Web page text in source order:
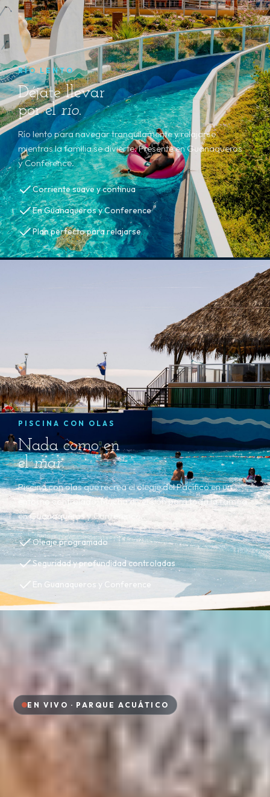
RÍO LENTO
Déjate llevar
por elrío.
Río lento para navegar tranquilamente y relajarse
mientras la familia se divierte. Presente en Guanaqueros
y Conference.
Corriente suave y continua
En Guanaqueros y Conference
Plan perfecto para relajarse
PISCINA CON OLAS
Nada como en
elmar.
Piscina con olas que recrea el oleaje del Pacífico en un
entorno controlado. Mucha diversión para toda la familia
en Guanaqueros y Conference.
Oleaje programado
Seguridad y profundidad controladas
En Guanaqueros y Conference
EN VIVO · PARQUE ACUÁTICO